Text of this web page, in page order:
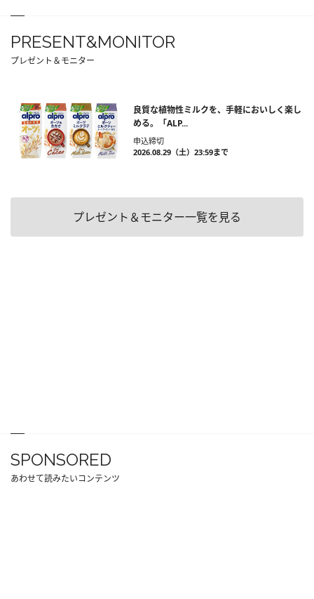
PRESENT&MONITOR
プレゼント＆モニター
良質な植物性ミルクを、手軽においしく楽し
める。「ALP...
申込締切
2026.08.29（土）23:59まで
プレゼント＆モニター一覧を見る
SPONSORED
あわせて読みたいコンテンツ